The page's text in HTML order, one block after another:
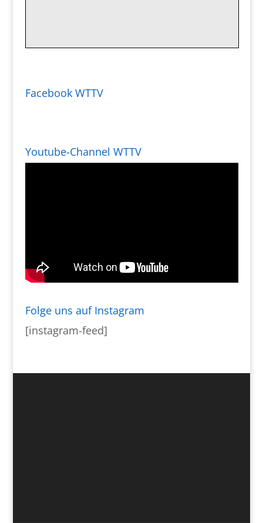
Facebook WTTV
Youtube-Channel WTTV
Folge uns auf Instagram
[instagram-feed]